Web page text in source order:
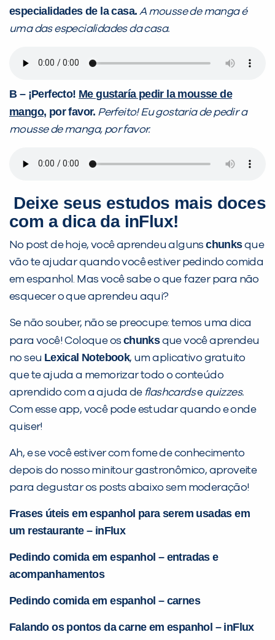
especialidades de la casa. A mousse de manga é
uma das especialidades da casa.
B – ¡Perfecto! Me gustaría pedir la mousse de
mango, por favor. Perfeito! Eu gostaria de pedir a
mousse de manga, por favor.
Deixe seus estudos mais doces
com a dica da inFlux!
No post de hoje, você aprendeu algunschunksque
vão te ajudar quando você estiver pedindo comida
em espanhol. Mas você sabe o que fazer para não
esquecer o que aprendeu aqui?
Se não souber, não se preocupe: temos uma dica
para você! Coloque os chunksque você aprendeu
no seu Lexical Notebook, um aplicativo gratuito
que te ajuda a memorizar todo o conteúdo
aprendido com a ajuda de flashcardse quizzes.
Com esse app, você pode estudar quando e onde
quiser!
Ah, e se você estiver com fome de conhecimento
depois do nosso minitour gastronômico, aproveite
para degustar os posts abaixo sem moderação!
Frases úteis em espanhol para serem usadas em
um restaurante – inFlux
Pedindo comida em espanhol – entradas e
acompanhamentos
Pedindo comida em espanhol – carnes
Falando os pontos da carne em espanhol – inFlux